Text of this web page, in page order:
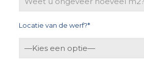
Locatie van de werf?*